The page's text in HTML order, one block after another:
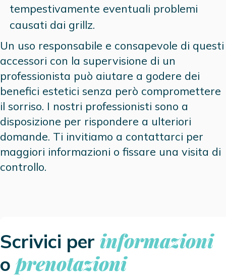
tempestivamente eventuali problemi
causati dai grillz.
Un uso responsabile e consapevole di questi
accessori con la supervisione di un
professionista può aiutare a godere dei
benefici estetici senza però compromettere
il sorriso. I nostri professionisti sono a
disposizione per rispondere a ulteriori
domande. Ti invitiamo a contattarci per
maggiori informazioni o fissare una visita di
controllo.
Scrivici per informazioni
o prenotazioni